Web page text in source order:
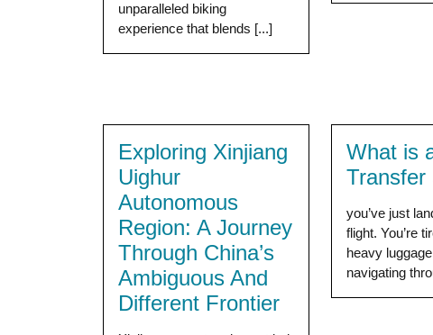
unparalleled biking
experience that blends [...]
Exploring Xinjiang
Uighur
Autonomous
Region: A Journey
Through China’s
Ambiguous And
Different Frontier
What is
Transfer
you’ve just
flight. You’re
heavy
navigating